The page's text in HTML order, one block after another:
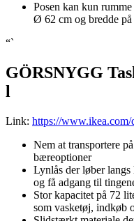
Posen kan kun
Ø 62 cm og bredde
“`
GÖRSNYGG
l
Link: https://www.ikea.com/
Nem at transportere
bæreoptioner
Lynlås der løber langs
og få adgang til
Stor kapacitet på 72
som vasketøj, indkøb